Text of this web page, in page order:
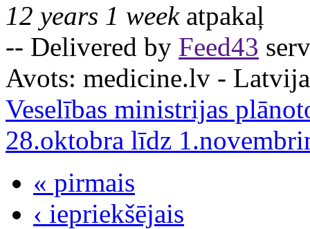
12 years 1 weekatpakaļ
-- Delivered by Feed43
Avots: medicine.lv -
Veselības ministrijas
28.oktobra līdz
« pirmais
‹ iepriekšējais